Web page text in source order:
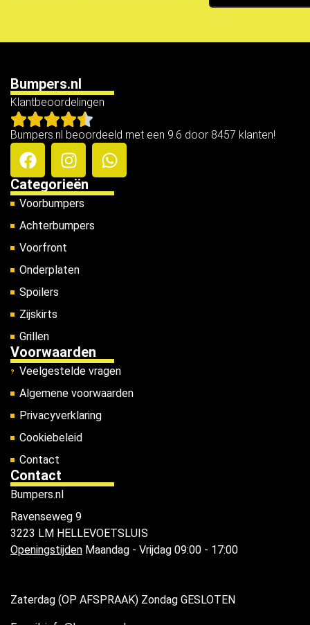
Bumpers.nl
Klantbeoordelingen
Bumpers.nl beoordeeld met een 9.6 door 8457 klanten!
Categorieën
Voorbumpers
Achterbumpers
Voorfront
Onderplaten
Spoilers
Zijskirts
Grillen
Voorwaarden
Veelgestelde vragen
Algemene voorwaarden
Privacyverklaring
Cookiebeleid
Contact
Contact
Bumpers.nl
Ravenseweg 9
3223 LM HELLEVOETSLUIS
Openingstijden Maandag - Vrijdag 09:00 - 17:00
Zaterdag (OP AFSPRAAK) Zondag GESLOTEN